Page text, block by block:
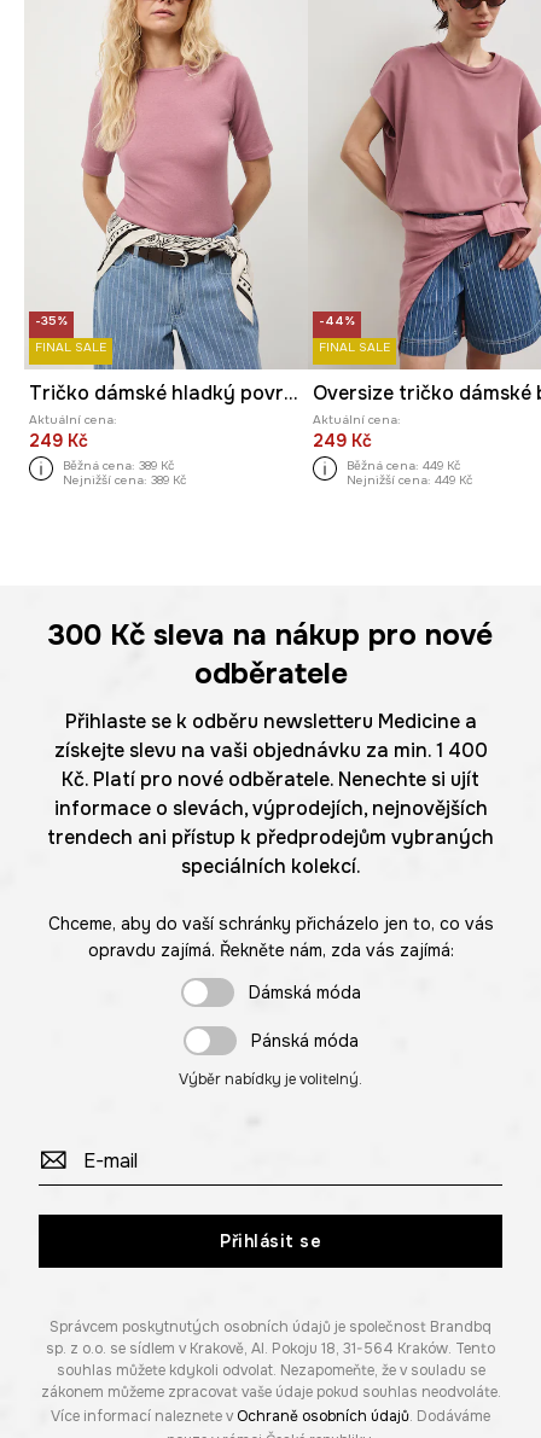
-35%
FINAL SALE
Tričko dámské hladký povrch, s modalem
Aktuální cena:
249 Kč
Běžná cena: 389 Kč
Nejnižší cena: 389 Kč
-44%
FINAL SALE
Aktuální cena:
249 Kč
Běžná cena: 449 Kč
Nejnižší cena: 449 Kč
300 Kč sleva na nákup pro nové
odběratele
Přihlaste se k odběru newsletteru Medicine a
získejte slevu na vaši objednávku za min. 1 400
Kč. Platí pro nové odběratele. Nenechte si ujít
informace o slevách, výprodejích, nejnovějších
trendech ani přístup k předprodejům vybraných
speciálních kolekcí.
Chceme, aby do vaší schránky přicházelo jen to, co vás
opravdu zajímá. Řekněte nám, zda vás zajímá:
Dámská móda
Pánská móda
Výběr nabídky je volitelný.
Přihlásit se
Správcem poskytnutých osobních údajů je společnost Brandbq
sp. z o.o. se sídlem v Krakově, Al. Pokoju 18, 31-564 Kraków. Tento
souhlas můžete kdykoli odvolat. Nezapomeňte, že v souladu se
zákonem můžeme zpracovat vaše údaje pokud souhlas neodvoláte.
Více informací naleznete v Ochraně osobních údajů. Dodáváme